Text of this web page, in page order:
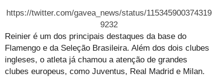
https://twitter.com/gavea_news/status/115345900374319
9232
Reinier é um dos principais destaques da base do
Flamengo e da Seleção Brasileira. Além dos dois clubes
ingleses, o atleta já chamou a atenção de grandes
clubes europeus, como Juventus, Real Madrid e Milan.